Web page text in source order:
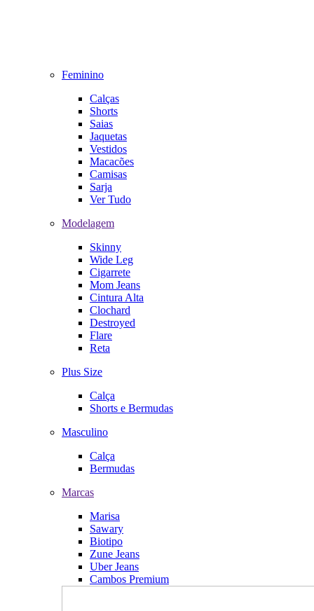
Feminino
Calças
Shorts
Saias
Jaquetas
Vestidos
Macacões
Camisas
Sarja
Ver Tudo
Modelagem
Skinny
Wide Leg
Cigarrete
Mom Jeans
Cintura Alta
Clochard
Destroyed
Flare
Reta
Plus Size
Calça
Shorts e Bermudas
Masculino
Calça
Bermudas
Marcas
Marisa
Sawary
Biotipo
Zune Jeans
Uber Jeans
Cambos Premium